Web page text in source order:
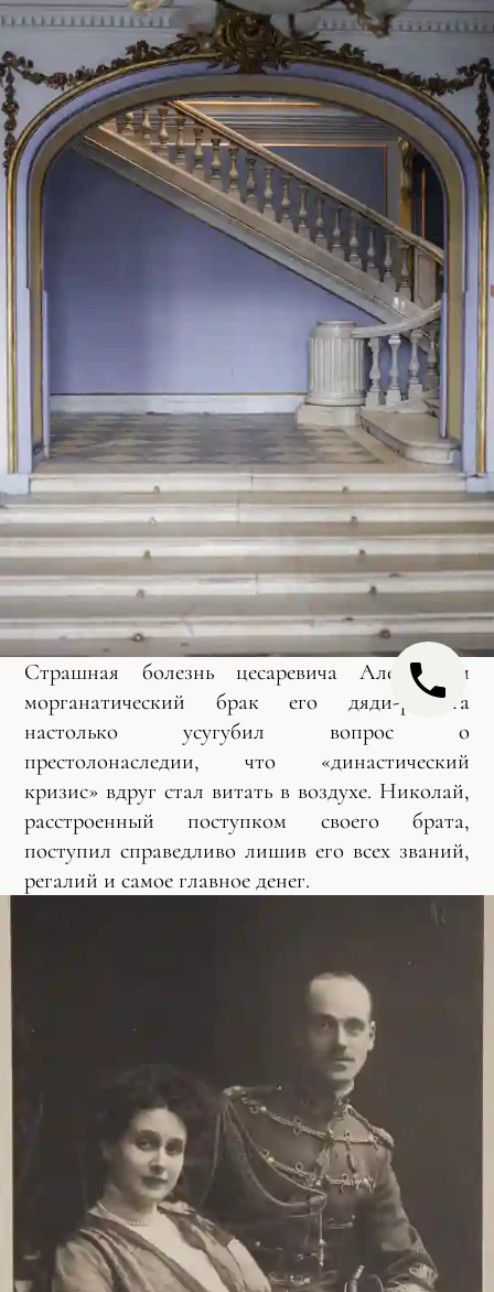
Страшная болезнь цесаревича Алексея и
морганатический брак его дяди-регента
настолько усугубил вопрос о
престолонаследии, что «династический
кризис» вдруг стал витать в воздухе. Николай,
расстроенный поступком своего брата,
поступил справедливо лишив его всех званий,
регалий и самое главное денег.